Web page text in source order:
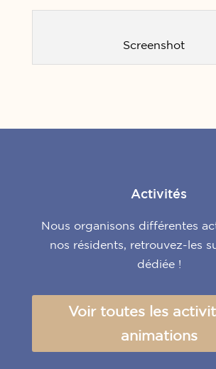
Screenshot
Activités
Nous organisons différentes
nos résidents, retrouvez-les
dédiée !
Voir toutes les
animations